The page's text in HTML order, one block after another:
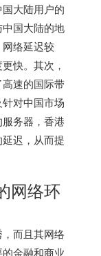
大陆用户的
国大陆的地
络延迟较
快。其次，
速的国际带
对中国市场
务器，香港
迟，从而提
网络环
而且其网络
金融和商业